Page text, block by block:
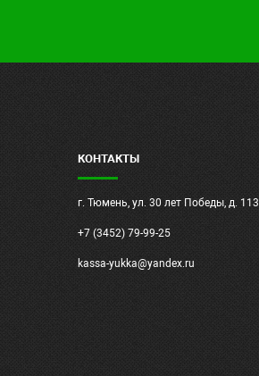
КОНТАКТЫ
г. Тюмень, ул. 30 лет Победы, д.
+7 (3452) 79-99-25
kassa-yukka@yandex.ru